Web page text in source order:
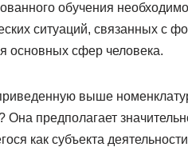
обучения
ситуаций, связанных с
основных сфер человека.
выше
Она предполагает
как субъекта